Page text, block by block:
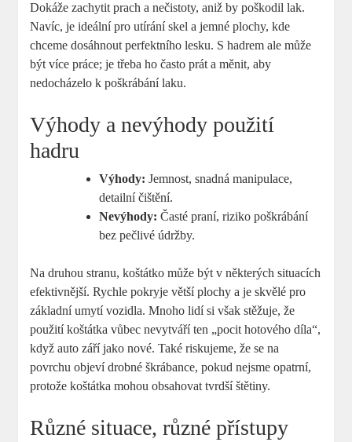
Dokáže zachytit prach a nečistoty, aniž by poškodil lak.
Navíc, je ideální pro utírání skel a jemné plochy, kde
chceme dosáhnout perfektního lesku. S hadrem ale může
být více práce; je třeba ho často prát a měnit, aby
nedocházelo k poškrábání laku.
Výhody a nevýhody použití
hadru
Výhody: Jemnost, snadná manipulace,
detailní čištění.
Nevýhody: Časté praní, riziko poškrábání
bez pečlivé údržby.
Na druhou stranu, koštátko může být v některých situacích
efektivnější. Rychle pokryje větší plochy a je skvělé pro
základní umytí vozidla. Mnoho lidí si však stěžuje, že
použití koštátka vůbec nevytváří ten „pocit hotového díla“,
když auto září jako nové. Také riskujeme, že se na
povrchu objeví drobné škrábance, pokud nejsme opatrní,
protože koštátka mohou obsahovat tvrdší štětiny.
Různé situace, různé přístupy